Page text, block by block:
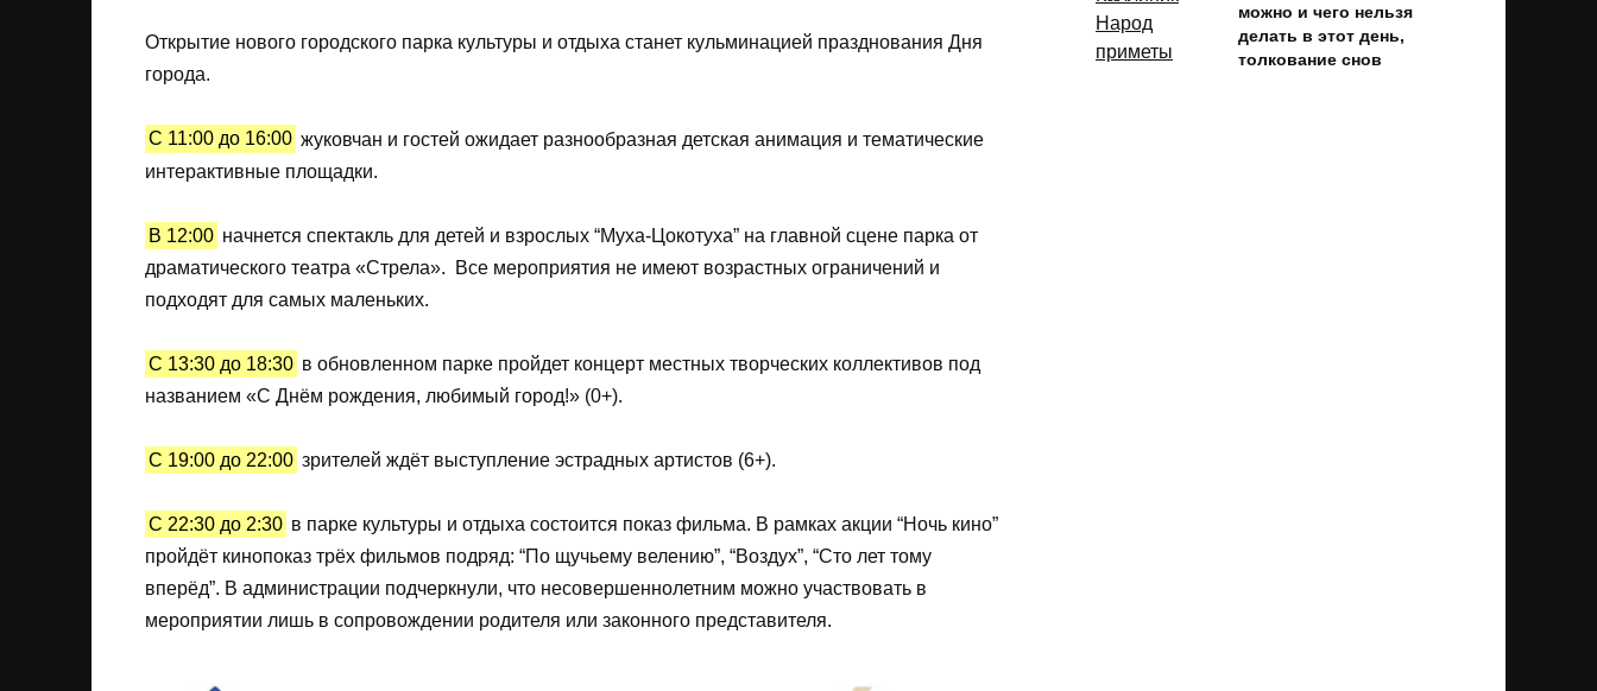
Открытие нового городского парка культуры и отдыха станет кульминацией празднования Дня
города.
С 11:00 до 16:00 жуковчан и гостей ожидает разнообразная детская анимация и тематические
интерактивные площадки.
В 12:00 начнется спектакль для детей и взрослых “Муха-Цокотуха” на главной сцене парка от
драматического театра «Стрела». Все мероприятия не имеют возрастных ограничений и
подходят для самых маленьких.
С 13:30 до 18:30 в обновленном парке пройдет концерт местных творческих коллективов под
названием «С Днём рождения, любимый город!» (0+).
С 19:00 до 22:00 зрителей ждёт выступление эстрадных артистов (6+).
С 22:30 до 2:30 в парке культуры и отдыха состоится показ фильма. В рамках акции “Ночь кино”
пройдёт кинопоказ трёх фильмов подряд: “По щучьему велению”, “Воздух”, “Сто лет тому
вперёд”. В администрации подчеркнули, что несовершеннолетним можно участвовать в
мероприятии лишь в сопровождении родителя или законного представителя.
можно и чего нельзя
делать в этот день,
толкование снов